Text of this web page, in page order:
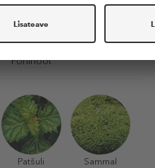
Põhinoot
Patšuli Sammal